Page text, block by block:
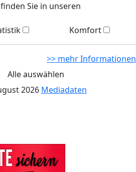
Sie in unseren
Komfort
>> mehr Informationen
Alle auswählen
2026 Mediadaten